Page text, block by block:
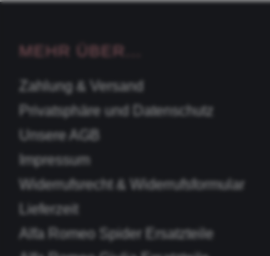
MEHR ÜBER...
Zahlung & Versand
Privatsphäre und Datenschutz
Unsere AGB
Impressum
Widerrufsrecht & Widerrufsformular
Lieferzeit
Alfa Romeo Spider Ersatzteile